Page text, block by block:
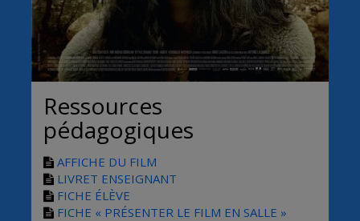
Ressources
pédagogiques
AFFICHE DU FILM
LIVRET ENSEIGNANT
FICHE ÉLÈVE
FICHE « PRÉSENTER LE FILM EN SALLE »